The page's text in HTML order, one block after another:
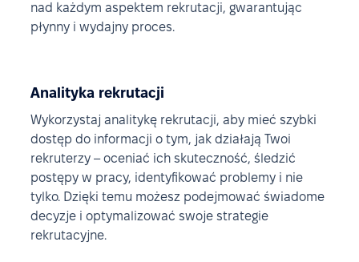
nad każdym aspektem rekrutacji, gwarantując
płynny i wydajny proces.
Analityka rekrutacji
Wykorzystaj analitykę rekrutacji, aby mieć szybki
dostęp do informacji o tym, jak działają Twoi
rekruterzy – oceniać ich skuteczność, śledzić
postępy w pracy, identyfikować problemy i nie
tylko. Dzięki temu możesz podejmować świadome
decyzje i optymalizować swoje strategie
rekrutacyjne.